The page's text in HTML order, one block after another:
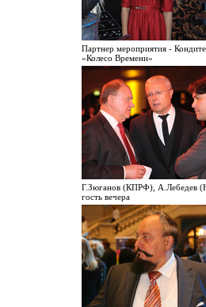
Партнер мероприятия -
«Колесо Времени»
Г.Зюганов (КПРФ), А.Лебедев
гость вечера